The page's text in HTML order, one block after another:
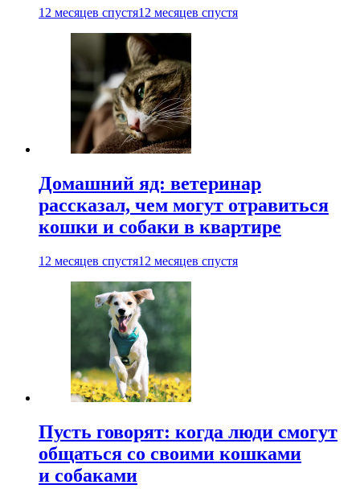
12 месяцев спустя12 месяцев спустя
Домашний яд: ветеринар
рассказал, чем могут отравиться
кошки и собаки в квартире
12 месяцев спустя12 месяцев спустя
Пусть говорят: когда люди смогут
общаться со своими кошками
и собаками